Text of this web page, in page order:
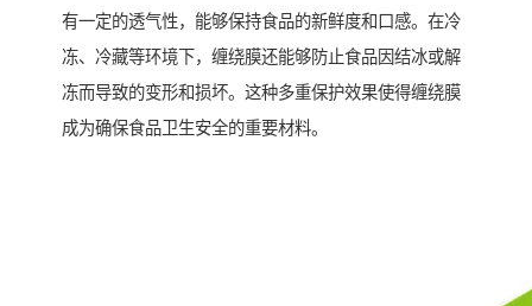
有一定的透气性，能够保持食品的新鲜度和口感。在冷
冻、冷藏等环境下，缠绕膜还能够防止食品因结冰或解
冻而导致的变形和损坏。这种多重保护效果使得缠绕膜
成为确保食品卫生安全的重要材料。